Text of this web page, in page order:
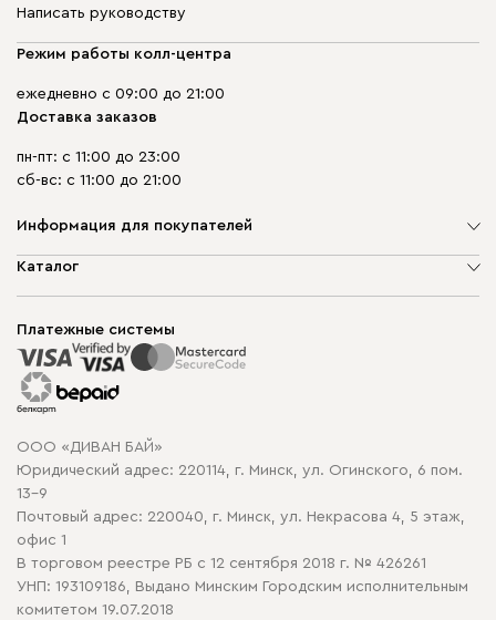
Написать руководству
Режим работы колл-центра
ежедневно с 09:00 до 21:00
Доставка заказов
пн-пт: с 11:00 до 23:00
сб-вс: с 11:00 до 21:00
Информация для покупателей
О компании
Способы оплаты
Рассрочка и кредит
Гарантия
Карта сайта
Политика конфиденциальности
Политика в отношении обработки cookie
Каталог
Корпусная мебель
Распродажа мебели
Платежные системы
ООО «ДИВАН БАЙ»
Юридический адрес: 220114, г. Минск, ул. Огинского, 6 пом.
13-9
Почтовый адрес: 220040, г. Минск, ул. Некрасова 4, 5 этаж,
офис 1
В торговом реестре РБ с 12 сентября 2018 г. № 426261
УНП: 193109186, Выдано Минским Городским исполнительным
комитетом 19.07.2018